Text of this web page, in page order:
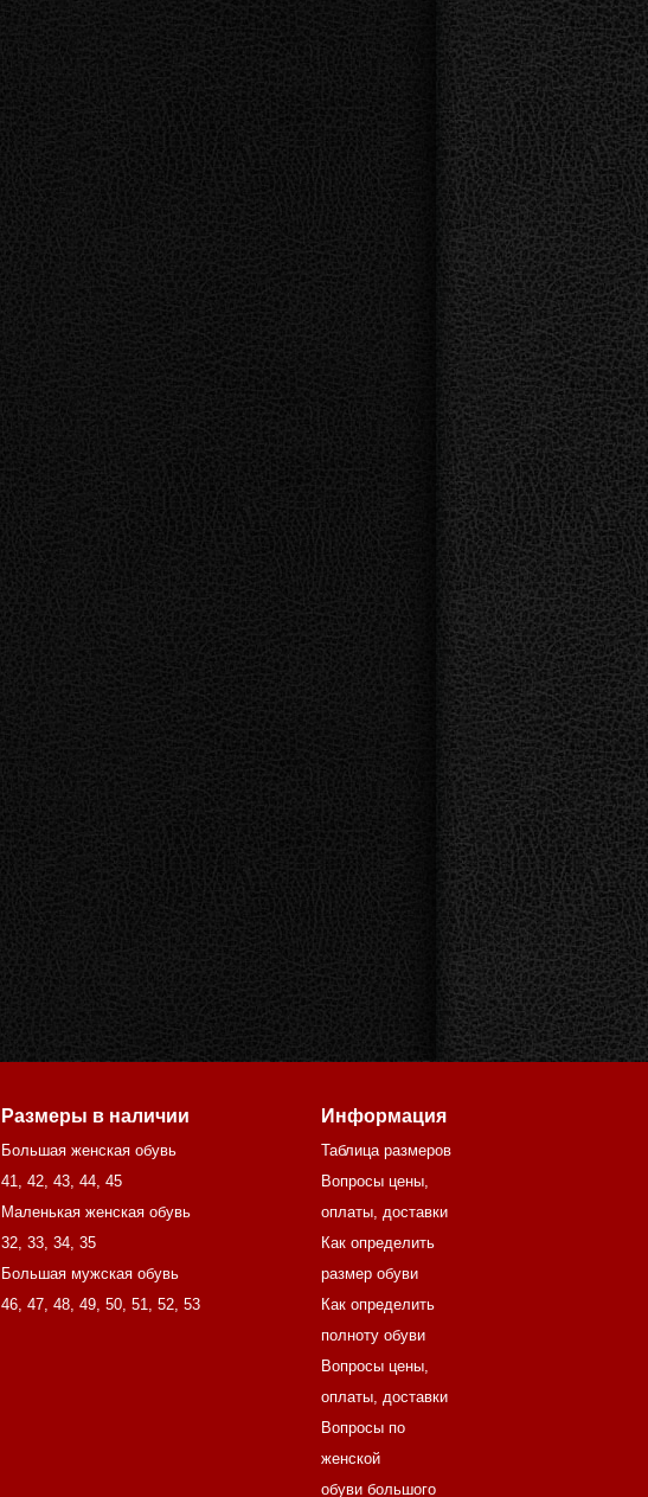
Размеры в наличии
Большая женская обувь
41, 42, 43, 44, 45
Маленькая женская обувь
32, 33, 34, 35
Большая мужская обувь
46, 47, 48, 49, 50, 51, 52, 53
Информация
Таблица размеров
Вопросы цены,
оплаты, доставки
Как определить
размер обуви
Как определить
полноту обуви
Вопросы цены,
оплаты, доставки
Вопросы по
женской
обуви большого